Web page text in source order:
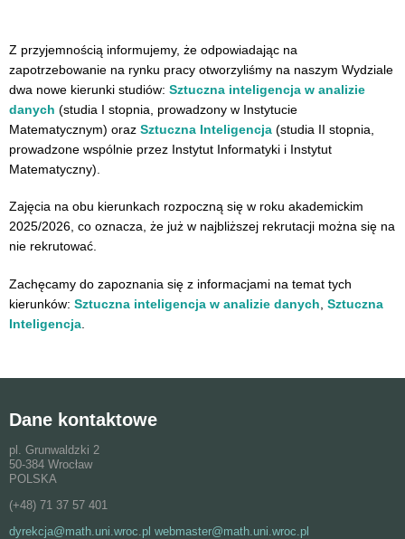
Z przyjemnością informujemy, że odpowiadając na
zapotrzebowanie na rynku pracy otworzyliśmy na naszym Wydziale
dwa nowe kierunki studiów: Sztuczna inteligencja w analizie
danych (studia I stopnia, prowadzony w Instytucie
Matematycznym) oraz Sztuczna Inteligencja (studia II stopnia,
prowadzone wspólnie przez Instytut Informatyki i Instytut
Matematyczny).
Zajęcia na obu kierunkach rozpoczną się w roku akademickim
2025/2026, co oznacza, że już w najbliższej rekrutacji można się na
nie rekrutować.
Zachęcamy do zapoznania się z informacjami na temat tych
kierunków: Sztuczna inteligencja w analizie danych Sztuczna
Inteligencja
Dane kontaktowe
pl. Grunwaldzki 2
50-384 Wrocław
POLSKA
(+48) 71 37 57 401
dyrekcja@math.uni.wroc.pl webmaster@math.uni.wroc.pl